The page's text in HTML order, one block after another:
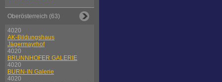
Oberösterreich (63)
4020
AK-Bildungshaus
Jägermayrhof
4020
BRUNNHOFER GALERIE
4020
BURN-IN Galerie
4020